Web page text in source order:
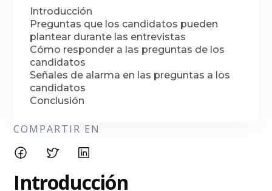
Introducción
Preguntas que los candidatos pueden
plantear durante las entrevistas
Cómo responder a las preguntas de los
candidatos
Señales de alarma en las preguntas a los
candidatos
Conclusión
COMPARTIR EN
Introducción